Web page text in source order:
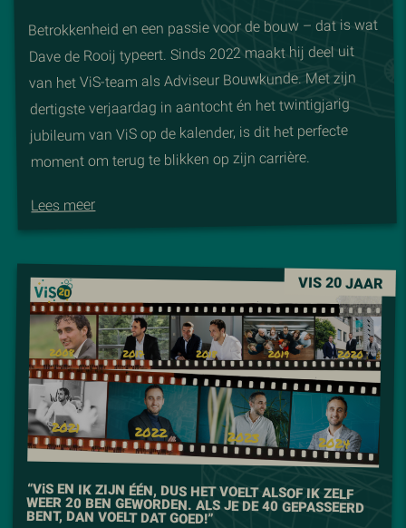
Betrokkenheid en een passie voor de bouw – dat is wat
Dave de Rooij typeert. Sinds 2022 maakt hij deel uit
van het ViS-team als Adviseur Bouwkunde. Met zijn
dertigste verjaardag in aantocht én het twintigjarig
jubileum van ViS op de kalender, is dit het perfecte
moment om terug te blikken op zijn carrière.
Lees meer
VIS 20 JAAR
“ViS EN IK ZIJN ÉÉN, DUS HET VOELT ALSOF IK ZELF
WEER 20 BEN GEWORDEN. ALS JE DE 40 GEPASSEERD
BENT, DAN VOELT DAT GOED!”